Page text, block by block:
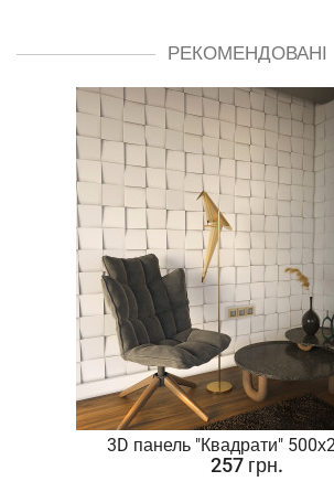
РЕКОМЕНДОВАНІ
3D панель "Квадрати"
257 грн.